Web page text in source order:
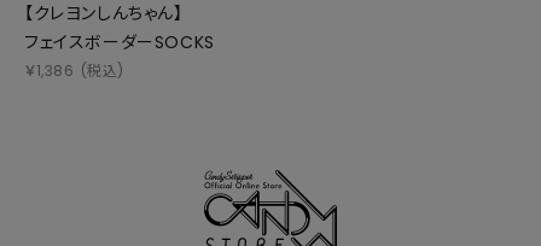
【クレヨンしんちゃん】
フェイスボーダーSOCKS
￥1,386 (税込)